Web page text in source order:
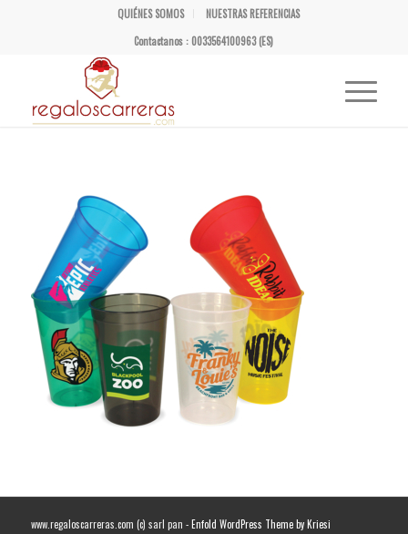
QUIÉNES SOMOS
NUESTRAS REFERENCIAS
Contactanos : 0033564100963 (ES)
www.regaloscarreras.com (c) sarl pan -Enfold WordPress Theme by Kriesi